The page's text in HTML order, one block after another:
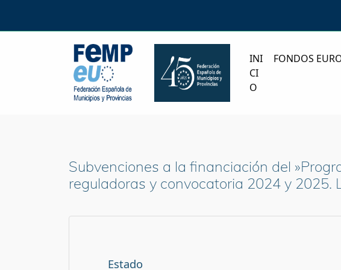
INI
CI
O
FONDOS
Subvenciones a la financiación del
reguladoras y convocatoria 2024 y 2025.
Estado